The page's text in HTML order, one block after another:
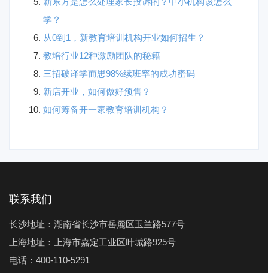
学？
从0到1，新教育培训机构开业如何招生？
教培行业12种激励团队的秘籍
三招破译学而思98%续班率的成功密码
新店开业，如何做好预售？
如何筹备开一家教育培训机构？
联系我们
长沙地址：湖南省长沙市岳麓区玉兰路577号
上海地址：上海市嘉定工业区叶城路925号
电话：400-110-5291